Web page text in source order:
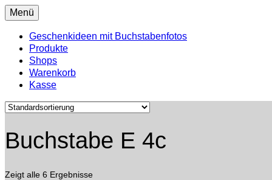
Menü
Geschenkideen mit Buchstabenfotos
Produkte
Shops
Warenkorb
Kasse
Buchstabe E 4c
Zeigt alle 6 Ergebnisse